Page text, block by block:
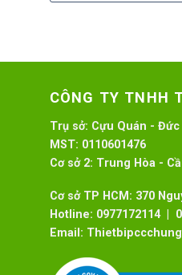
CÔNG TY TNHH
Trụ sở: Cựu Quán -
MST: 0110601476
Cơ sở 2: Trung Hòa -
Cơ sở TP HCM: 370
Hotline: 0977172114 |
Email: